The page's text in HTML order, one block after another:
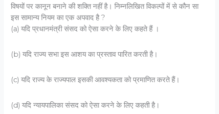
विषयों पर कानून बनाने की शक्ति नहीं है। निम्नलिखित विकल्पों में से कौन सा
इस सामान्य नियम का एक अपवाद है ?
(a) यदि प्रधानमंत्री संसद को ऐसा करने के लिए कहते हैं ।
(b) यदि राज्य सभा इस आशय का प्रस्ताव पारित करती है।
(c) यदि राज्य के राज्यपाल इसकी आवश्यकता को प्रमाणित करते हैं।
(d) यदि न्यायपालिका संसद को ऐसा करने के लिए कहती है।